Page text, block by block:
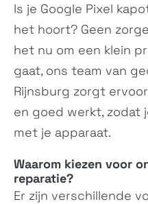
N/A
Is je Google Pixel
het hoort? Geen
het nu om een klein
gaat, ons team van
Rijnsburg zorgt
en goed werkt, zodat
met je apparaat.
Waarom kiezen voor
reparatie?
Er zijn verschillende